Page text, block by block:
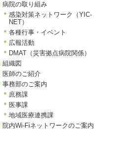
病院の取り組み
感染対策ネットワーク（YIC-
NET）
各種行事・イベント
広報活動
DMAT（災害拠点病院関係）
組織図
医師のご紹介
事務部のご案内
庶務課
医事課
地域医療連携課
院内Wi-Fiネットワークのご案内